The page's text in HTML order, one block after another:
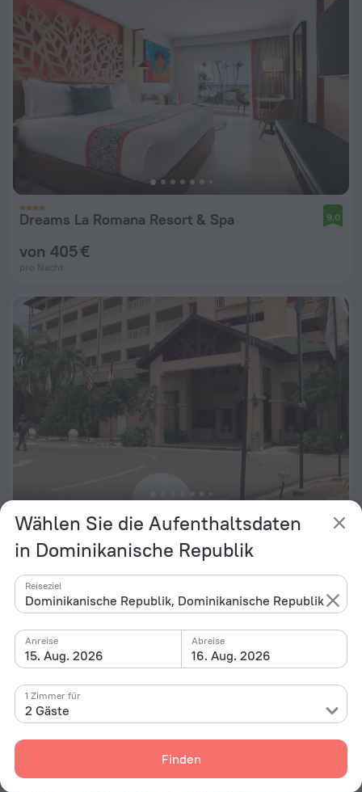
Wählen Sie die Aufenthaltsdaten
in Dominikanische Republik
Dominikanische Republik, Dominikanische Republik
Reiseziel
15. Aug. 2026
Anreise
16. Aug. 2026
Abreise
2 Gäste
1 Zimmer für
Finden
Dreams La Romana Resort & Spa 9,0
von 405 €
pro Nacht
8,9
von 156 €
pro Nacht